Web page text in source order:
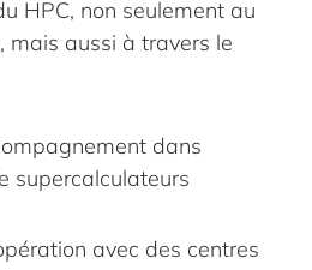
HPC, non seulement au
mais aussi à travers le
dans
supercalculateurs
avec des centres